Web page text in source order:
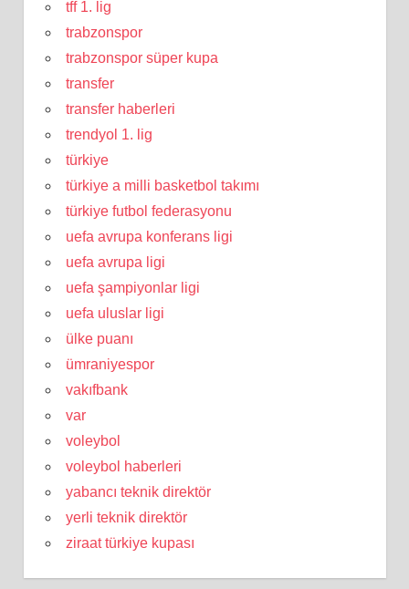
tff 1. lig
trabzonspor
trabzonspor süper kupa
transfer
transfer haberleri
trendyol 1. lig
türkiye
türkiye a milli basketbol takımı
türkiye futbol federasyonu
uefa avrupa konferans ligi
uefa avrupa ligi
uefa şampiyonlar ligi
uefa uluslar ligi
ülke puanı
ümraniyespor
vakıfbank
var
voleybol
voleybol haberleri
yabancı teknik direktör
yerli teknik direktör
ziraat türkiye kupası